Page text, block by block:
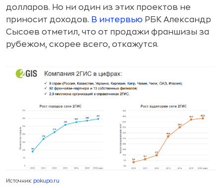
долларов. Но ни один из этих проектов не
приносит доходов. В интервью РБК Александр
Сысоев отметил, что от продажи франшизы за
рубежом, скорее всего, откажутся.
Источник: pokupo.ru